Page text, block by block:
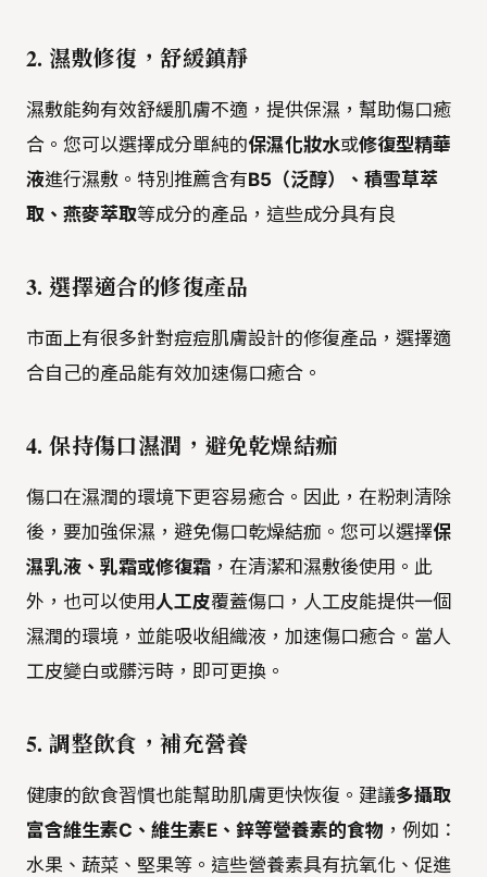
2. 濕敷修復，舒緩鎮靜
濕敷能夠有效舒緩肌膚不適，提供保濕，幫助傷口癒
合。您可以選擇成分單純的保濕化妝水或修復型精華
液進行濕敷。特別推薦含有B5（泛醇）、積雪草萃
取、燕麥萃取等成分的產品，這些成分具有良
3. 選擇適合的修復產品
市面上有很多針對痘痘肌膚設計的修復產品，選擇適
合自己的產品能有效加速傷口癒合。
4. 保持傷口濕潤，避免乾燥結痂
傷口在濕潤的環境下更容易癒合。因此，在粉刺清除
後，要加強保濕，避免傷口乾燥結痂。您可以選擇保
濕乳液、乳霜或修復霜 ，在清潔和濕敷後使用。此
外，也可以使用 人工皮覆蓋傷口，人工皮能提供一個
濕潤的環境，並能吸收組織液，加速傷口癒合。當人
工皮變白或髒污時，即可更換。
5. 調整飲食，補充營養
健康的飲食習慣也能幫助肌膚更快恢復。建議多攝取
富含維生素C、維生素E、鋅等營養素的食物 ，例如：
水果、蔬菜、堅果等。這些營養素具有抗氧化、促進